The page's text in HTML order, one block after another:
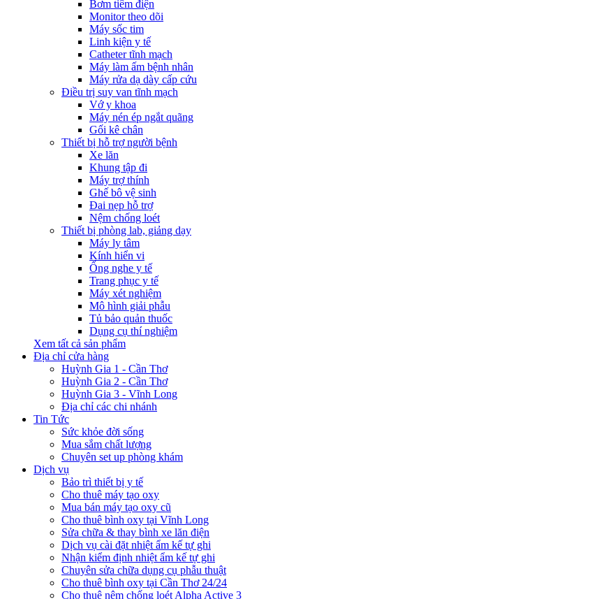
Bơm tiêm điện
Monitor theo dõi
Máy sốc tim
Linh kiện y tế
Catheter tĩnh mạch
Máy làm ấm bệnh nhân
Máy rửa dạ dày cấp cứu
Điều trị suy van tĩnh mạch
Vớ y khoa
Máy nén ép ngắt quãng
Gối kê chân
Thiết bị hỗ trợ người bệnh
Xe lăn
Khung tập đi
Máy trợ thính
Ghế bô vệ sinh
Đai nẹp hỗ trợ
Nệm chống loét
Thiết bị phòng lab, giảng dạy
Máy ly tâm
Kính hiển vi
Ống nghe y tế
Trang phục y tế
Máy xét nghiệm
Mô hình giải phẫu
Tủ bảo quản thuốc
Dụng cụ thí nghiệm
Xem tất cả sản phẩm
Địa chỉ cửa hàng
Huỳnh Gia 1 - Cần Thơ
Huỳnh Gia 2 - Cần Thơ
Huỳnh Gia 3 - Vĩnh Long
Địa chỉ các chi nhánh
Tin Tức
Sức khỏe đời sống
Mua sắm chất lượng
Chuyên set up phòng khám
Dịch vụ
Bảo trì thiết bị y tế
Cho thuê máy tạo oxy
Mua bán máy tạo oxy cũ
Cho thuê bình oxy tại Vĩnh Long
Sửa chữa & thay bình xe lăn điện
Dịch vụ cài đặt nhiệt ẩm kế tự ghi
Nhận kiểm định nhiệt ẩm kế tự ghi
Chuyên sửa chữa dụng cụ phẫu thuật
Cho thuê bình oxy tại Cần Thơ 24/24
Cho thuê nệm chống loét Alpha Active 3